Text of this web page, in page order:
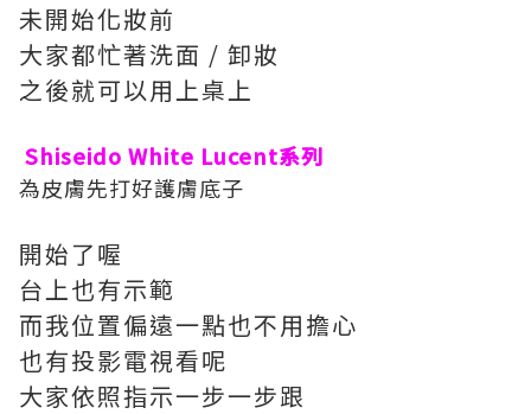
未開始化妝前
大家都忙著洗面 / 卸妝
之後就可以用上桌上
Shiseido White Lucent系列
為皮膚先打好護膚底子
開始了喔
台上也有示範
而我位置偏遠一點也不用擔心
也有投影電視看呢
大家依照指示一步一步跟